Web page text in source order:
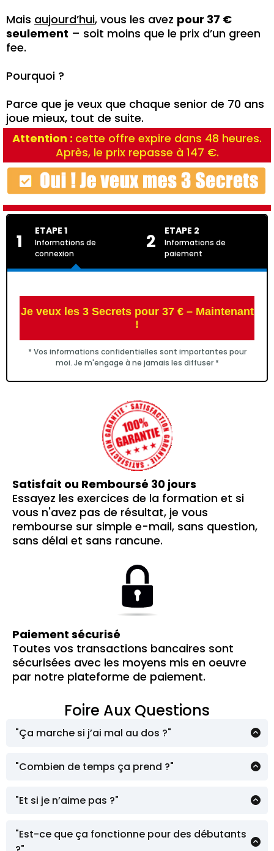
Mais aujourd’hui, vous les avez pour 37 €
seulement – soit moins que le prix d’un green
fee.
Pourquoi ?
Parce que je veux que chaque senior de 70 ans
joue mieux, tout de suite.
Attention : cette offre expire dans 48 heures.
Après, le prix repasse à 147 €.
1 ETAPE 1
Informations de
connexion
2 ETAPE 2
Informations de
paiement
Je veux les 3 Secrets pour 37 € – Maintenant
!
* Vos informations confidentielles sont importantes pour
moi. Je m'engage à ne jamais les diffuser *
Satisfait ou Remboursé 30 jours
Essayez les exercices de la formation et si
vous n'avez pas de résultat, je vous
rembourse sur simple e-mail, sans question,
sans délai et sans rancune.
Paiement sécurisé
Toutes vos transactions bancaires sont
sécurisées avec les moyens mis en oeuvre
par notre plateforme de paiement.
Foire Aux Questions
"Ça marche si j’ai mal au dos ?"
pro de golf et sont parfaitement adaptées
"Combien de temps ça prend ?"
vidéo vous apportera des résultats
immédiats.
"Et si je n’aime pas ?"
!"Est-ce que ça fonctionne pour des débutants